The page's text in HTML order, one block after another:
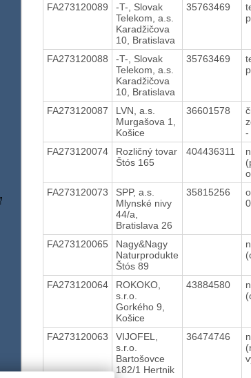
FA273120089
-T-, Slovak
Telekom, a.s.
Karadžičova
10, Bratislava
35763469
FA273120088
-T-, Slovak
Telekom, a.s.
Karadžičova
10, Bratislava
35763469
FA273120087
LVN, a.s.
Murgašova 1,
Košice
36601578
-
FA273120074
Rozličný tovar
Štós 165
404436311
FA273120073
SPP, a.s.
Mlynské nivy
44/a,
Bratislava 26
35815256
FA273120065
Nagy&Nagy
Naturprodukte
Štós 89
FA273120064
ROKOKO,
s.r.o.
Gorkého 9,
Košice
43884580
FA273120063
VIJOFEL,
s.r.o.
Bartošovce
182/1 Hertnik
36474746